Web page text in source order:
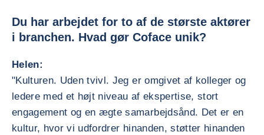
Du har arbejdet for to af de største aktører
i branchen. Hvad gør Coface unik?
Helen:
"Kulturen. Uden tvivl. Jeg er omgivet af kolleger og
ledere med et højt niveau af ekspertise, stort
engagement og en ægte samarbejdsånd. Det er en
kultur, hvor vi udfordrer hinanden, støtter hinanden